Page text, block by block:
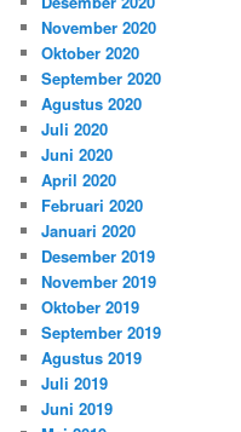
November 2020
Oktober 2020
September 2020
Agustus 2020
Juli 2020
Juni 2020
April 2020
Februari 2020
Januari 2020
Desember 2019
November 2019
Oktober 2019
September 2019
Agustus 2019
Juli 2019
Juni 2019